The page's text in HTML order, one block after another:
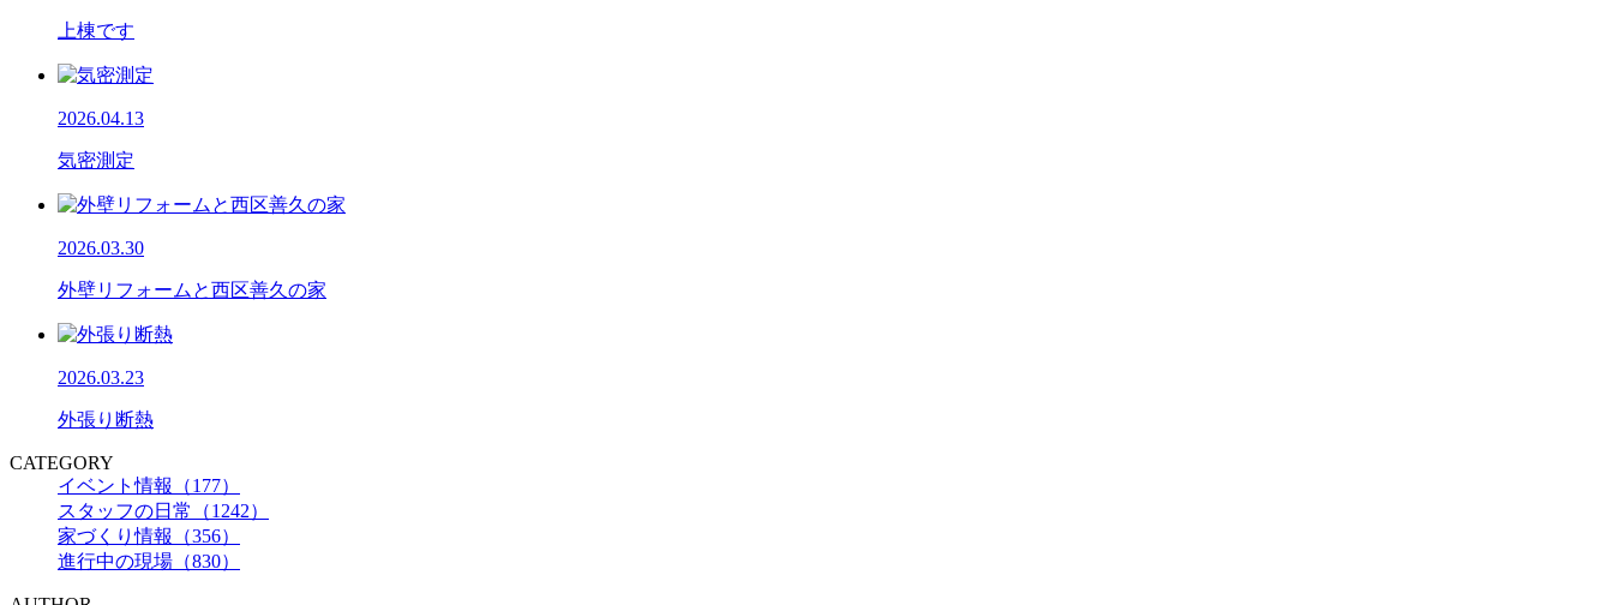
上棟です
2026.04.13
気密測定
2026.03.30
外壁リフォームと西区善久の家
2026.03.23
外張り断熱
CATEGORY
イベント情報（177）
スタッフの日常（1242）
家づくり情報（356）
進行中の現場（830）